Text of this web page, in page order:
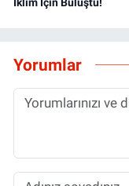
Yorumlar